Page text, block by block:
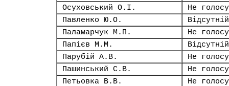
Осуховський О.І.
Не
Павленко Ю.О.
Відсутній
Паламарчук М.П.
Не
Папієв М.М.
Відсутній
Парубій А.В.
Не
Пашинський С.В.
Не
Петьовка В.В.
Не